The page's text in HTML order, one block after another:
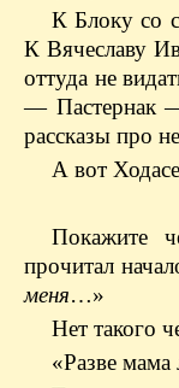
К Блоку со
К Вячеславу
оттуда не
— Пастернак
рассказы про
А вот
Покажите
прочитал
меня…»
Нет такого
«Разве